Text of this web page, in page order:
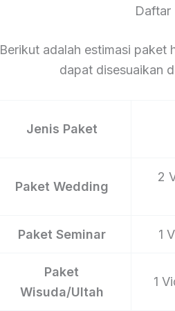
Daftar
Berikut adalah estimasi paket
dapat disesuaikan
Jenis Paket
Paket Wedding
2
Paket Seminar 1
Paket
Wisuda/Ultah
1